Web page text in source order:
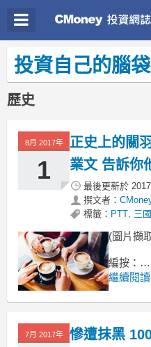
投資自己的腦袋
歷史
8月 2017年
1
正史上的關
業文 告訴你
最後更新於
撰文者：
標籤： PTT, 三國
(圖片擷
編按：
以前在看
到底是
繼續閱
7月 2017年
慘遭抹黑